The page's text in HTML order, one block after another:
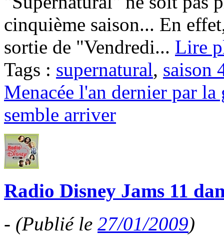
cinquième saison... En
sortie de "Vendredi... Lire
Tags : supernatural, saison
Menacée l'an dernier par la
semble arriver
Radio Disney Jams 11
- (Publié le 27/01/2009)